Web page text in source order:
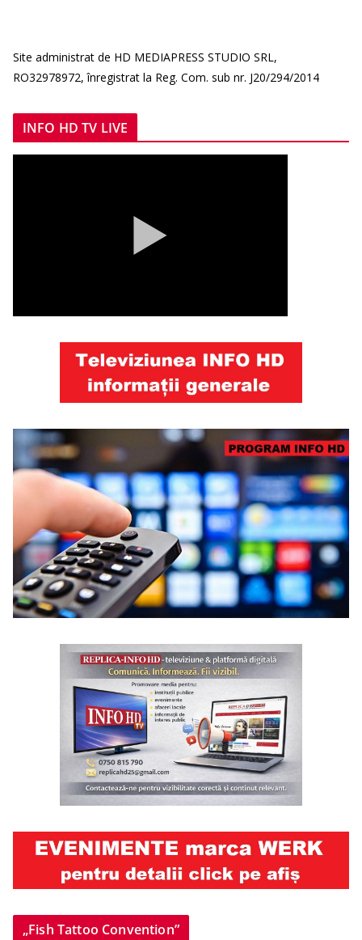
Site administrat de HD MEDIAPRESS STUDIO SRL,
RO32978972, înregistrat la Reg. Com. sub nr. J20/294/2014
INFO HD TV LIVE
„Fish Tattoo Convention”